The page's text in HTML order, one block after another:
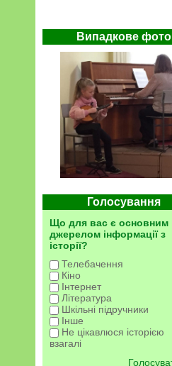
Випадкове фото
Голосування
Що для вас є основним
джерелом інформації з
історії?
Телебачення
Кіно
Інтернет
Література
Шкільні підручники
Інше
Не цікавлюся історією
взагалі